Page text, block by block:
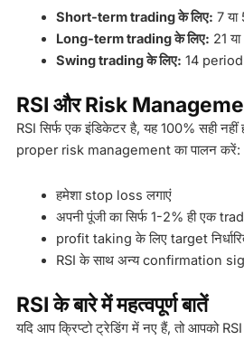
Short-term trading के लिए: 7
Long-term trading के लिए: 21
Swing trading के लिए: 14 period
RSI और Risk
RSI सिर्फ एक इंडिकेटर है, यह 100% सही नहीं
proper risk management का पालन करें:
हमेशा stop loss लगाएं
अपनी पूंजी का सिर्फ 1-2% ही एक
profit taking के लिए target
RSI के साथ अन्य confirmation
RSI के बारे में महत्वपूर्ण बातें
यदि आप क्रिप्टो ट्रेडिंग में नए हैं, तो आपको